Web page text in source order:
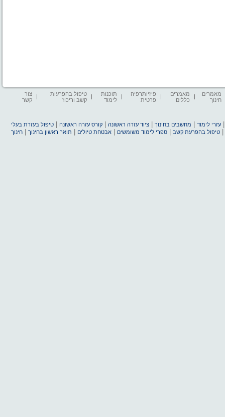
מאמרים
חינוך
מאמרים
כללים
פיזיותרפיה
פרטית
תוכנות
לימוד
טיפול בהפרעות
קשב וריכוז
צור
קשר
עזרי לימוד מחשבים בחינוך |ציוד עזרה ראשונה |קורס עזרה ראשונה |טיפול בעזרת בעלי
|טיפול בהפרעת קשב |ספרי לימוד משומשים |אבטחת טיולים תואר ראשון בחינוך |חינוך